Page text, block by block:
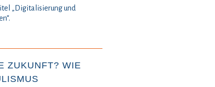
„Digitalisierung und
ZUKUNFT? WIE